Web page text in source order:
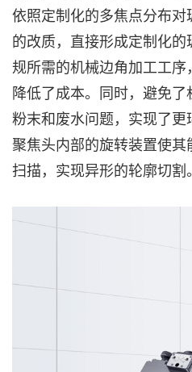
依照定制化的多焦点分布
的改质，直接形成定制化
规所需的机械边角加工工
降低了成本。同时，避免
粉末和废水问题，实现了更
聚焦头内部的旋转装置使
扫描，实现异形的轮廓切割。